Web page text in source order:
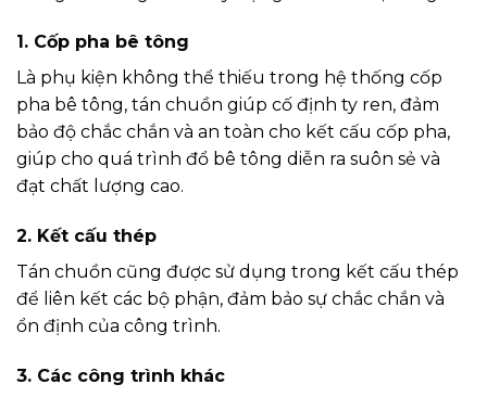
1. Cốp pha bê tông
Là phụ kiện không thể thiếu trong hệ thống cốp
pha bê tông, tán chuồn giúp cố định ty ren, đảm
bảo độ chắc chắn và an toàn cho kết cấu cốp pha,
giúp cho quá trình đổ bê tông diễn ra suôn sẻ và
đạt chất lượng cao.
2. Kết cấu thép
Tán chuồn cũng được sử dụng trong kết cấu thép
để liên kết các bộ phận, đảm bảo sự chắc chắn và
ổn định của công trình.
3. Các công trình khác